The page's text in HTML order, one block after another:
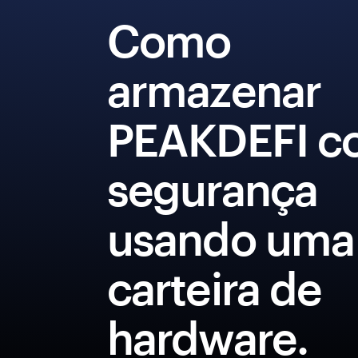
Como
armazenar
PEAKDEFI
segurança
usando uma
carteira de
hardware.